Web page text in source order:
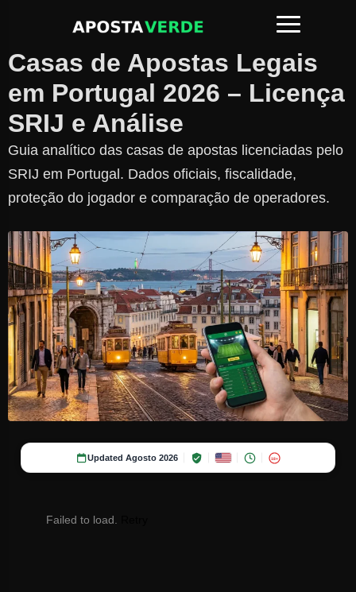
Casas de Apostas Legais
em Portugal 2026 – Licença
SRIJ e Análise
Guia analítico das casas de apostas licenciadas pelo
SRIJ em Portugal. Dados oficiais, fiscalidade,
proteção do jogador e comparação de operadores.
Updated Agosto 2026 18+
Failed to load.